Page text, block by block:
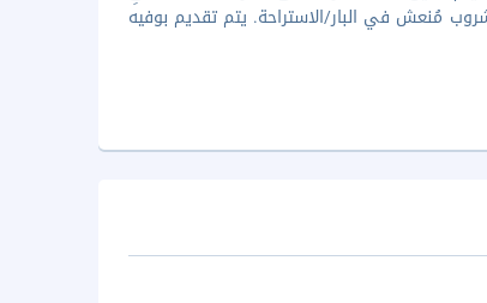
مُنعش في البار/الاستراحة. يتم تقديم بوفيه